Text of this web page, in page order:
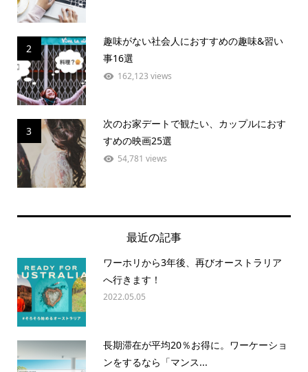
2
趣味がない社会人におすすめの趣味&習い
事16選
162,123 views
3
次のお家デートで観たい、カップルにおす
すめの映画25選
54,781 views
最近の記事
ワーホリから3年後、再びオーストラリア
へ行きます！
2022.05.05
長期滞在が平均20％お得に。ワーケーショ
ンをするなら「マンス...